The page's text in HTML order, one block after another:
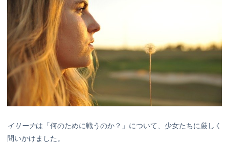
イリーナは「何のために戦うのか？」について、少女たちに厳しく
問いかけました。